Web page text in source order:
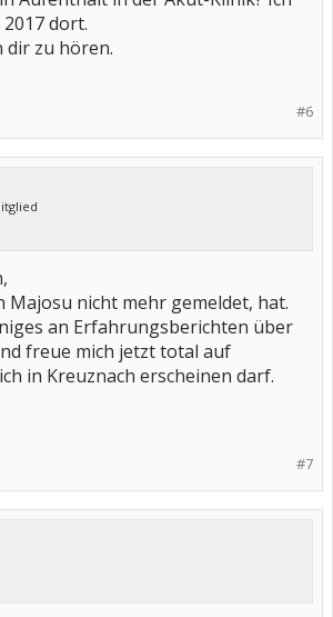
dort.
dir zu hören.
#6
Majosu nicht mehr gemeldet, hat.
an Erfahrungsberichten über
freue mich jetzt total auf
in Kreuznach erscheinen darf.
#7